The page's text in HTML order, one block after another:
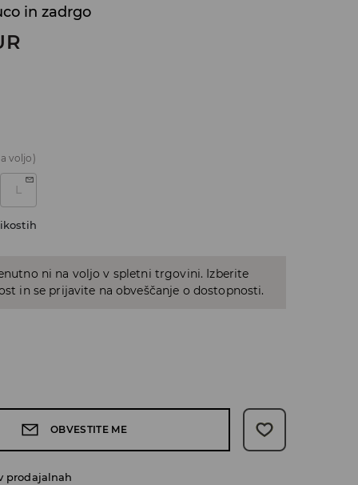
in zadrgo
voljo)
L
ni na voljo v spletni trgovini. Izberite
in se prijavite na obveščanje o dostopnosti.
OBVESTITE ME
prodajalnah